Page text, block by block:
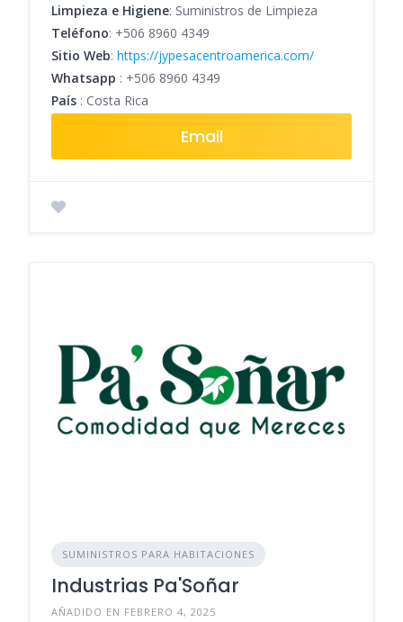
Limpieza e Higiene: Suministros de Limpieza
Teléfono: +506 8960 4349
Sitio Web: https://jypesacentroamerica.com/
Whatsapp : +506 8960 4349
País : Costa Rica
Email
SUMINISTROS PARA HABITACIONES
Industrias Pa'Soñar
AÑADIDO EN FEBRERO 4, 2025